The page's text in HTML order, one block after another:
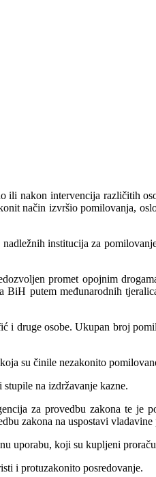
ili nakon intervencija različitih
način izvršio pomilovanja,
institucija za
promet opojnim
putem međunarodnih
i druge osobe. Ukupan broj
su činile nezakonito
na izdržavanje kazne.
za provedbu zakona te je
zakona na uspostavi vladavine
uporabu, koji su kupljeni
i protuzakonito posredovanje.